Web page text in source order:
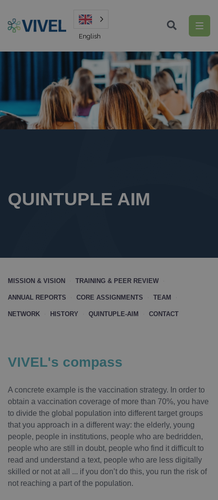
English
QUINTUPLE AIM
MISSION & VISION TRAINING & PEER REVIEW
ANNUAL REPORTS CORE ASSIGNMENTS TEAM
NETWORK HISTORY QUINTUPLE-AIM CONTACT
VIVEL's compass
A concrete example is the vaccination strategy. In order to
obtain a vaccination coverage of more than 70%, you have
to divide the global population into different target groups
that you approach in a different way: the elderly, young
people, people in institutions, people who are bedridden,
people who are still in doubt, people who find it difficult to
read and understand a text, people who are less digitally
skilled or not at all ... if you don’t do this, you run the risk of
not reaching a part of the population.